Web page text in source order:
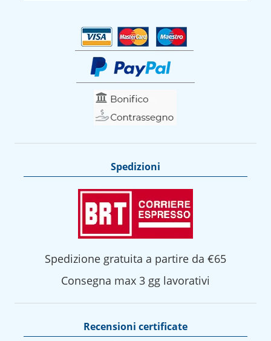
Spedizioni
Spedizione gratuita a partire da €65
Consegna max 3 gg lavorativi
Recensioni certificate